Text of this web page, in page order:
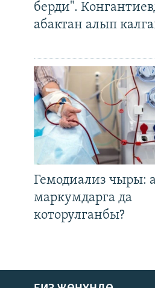
берди".
абактан алып
Гемодиализ чыры:
маркумдарга да
которулганбы?